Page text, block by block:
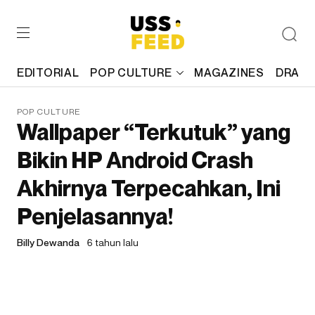
EDITORIAL POP CULTURE MAGAZINES
POP CULTURE
Wallpaper “Terkutuk” yang
Bikin HP Android Crash
Akhirnya Terpecahkan, Ini
Penjelasannya!
Billy Dewanda 6 tahun lalu